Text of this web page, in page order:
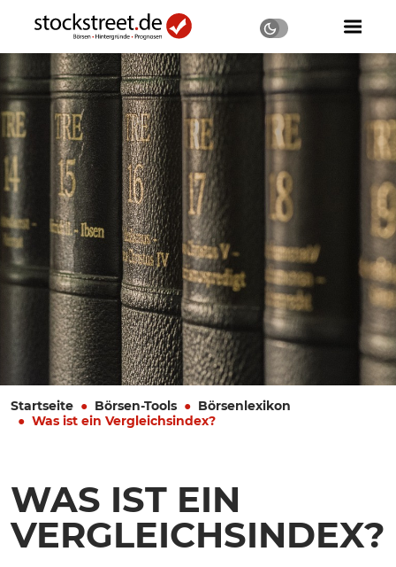
Startseite Börsen-Tools
Börsenlexikon
Was ist ein Vergleichsindex?
WAS IST EIN
VERGLEICHSINDEX?